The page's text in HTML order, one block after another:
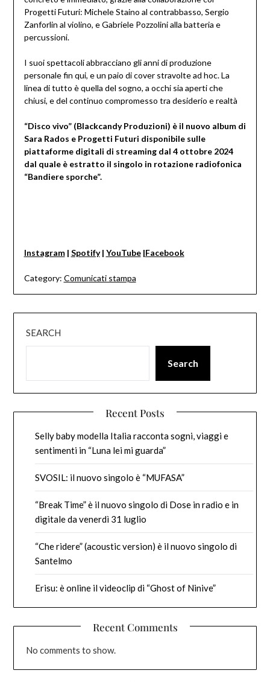
Progetti Futuri: Michele Staino al contrabbasso, Sergio
Zanforlin al violino, e Gabriele Pozzolini alla batteria e
percussioni.
I suoi spettacoli abbracciano gli anni di produzione
personale fin qui, e un paio di cover stravolte ad hoc. La
linea di tutto è quella del sogno, a occhi sia aperti che
chiusi, e del continuo compromesso tra desiderio e realtà
“Disco vivo” (Blackcandy Produzioni) è il nuovo album di
Sara Rados e Progetti Futuri disponibile sulle
piattaforme digitali di streaming dal 4 ottobre 2024
dal quale è estratto il singolo in rotazione radiofonica
“Bandiere sporche”.
Instagram | Spotify | YouTube|Facebook
Category: Comunicati stampa
SEARCH
Search
Recent Posts
Selly baby modella Italia racconta sogni, viaggi e
sentimenti in “Luna lei mi guarda”
SVOSIL: il nuovo singolo è “MUFASA”
“Break Time” è il nuovo singolo di Dose in radio e in
digitale da venerdì 31 luglio
“Che ridere” (acoustic version) è il nuovo singolo di
Santelmo
Erisu: è online il videoclip di “Ghost of Ninive”
Recent Comments
No comments to show.